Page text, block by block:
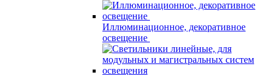
Иллюминационное, декоративное
освещение